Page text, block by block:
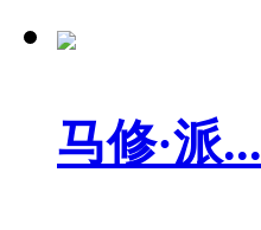
马修·派...